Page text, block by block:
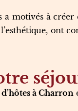
motivés à créer
ont
à Charron